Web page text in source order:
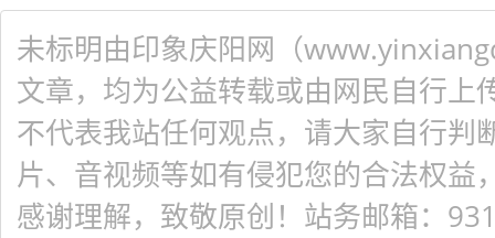
未标明由印象庆阳网（
文章，均为公益转载或由网民自行上
不代表我站任何观点，请大家自行判
片、音视频等如有侵犯您的合法权益
感谢理解，致敬原创！站务邮箱：